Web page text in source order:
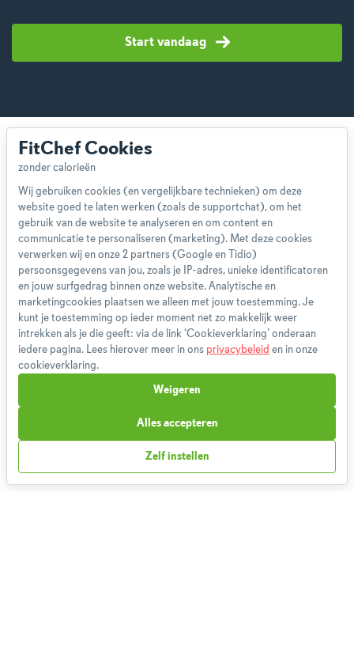
Start vandaag
Over ons
Team
App
Blog
Disclaimer
Gebruikersvoorwaarden
Methodologie
Privacybeleid
Cookieverklaring
Betaalmethoden
Klachtenprocedure
Partnerprogramma
FitChef Cookies
Wij gebruiken cookies (en vergelijkbare technieken) om deze
website goed te laten werken (zoals de supportchat), om het
gebruik van de website te analyseren en om content en
communicatie te personaliseren (marketing). Met deze cookies
verwerken wij en onze 2 partners (Google en Tidio)
persoonsgegevens van jou, zoals je IP-adres, unieke identificatoren
en jouw surfgedrag binnen onze website. Analytische en
marketingcookies plaatsen we alleen met jouw toestemming. Je
kunt je toestemming op ieder moment net zo makkelijk weer
intrekken als je die geeft: via de link ‘Cookieverklaring’ onderaan
iedere pagina. Lees hierover meer in ons privacybeleid en in onze
cookieverklaring.
Zelf instellen
Weigeren
Alles accepteren